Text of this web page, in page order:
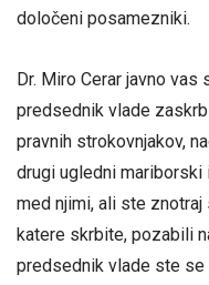
določeni posamezniki.
Dr. Miro Cerar javno
predsednik vlade
pravnih strokovnjakov,
drugi ugledni
med njimi, ali ste
katere skrbite, pozabili
predsednik vlade ste se